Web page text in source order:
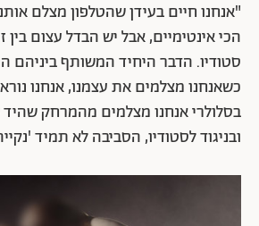
"אנחנו חיים בעידן שהטלפון מצלם
הכי אינטימיים, אבל יש הבדל עצום בין
סטודיו. הדבר היחיד המשותף ביניהם
כשאנחנו מצלמים את עצמנו, אנחנו
בסלולרי אנחנו מצלמים מהמרחק שהיד
ובניגוד לסטודיו, הסביבה לא תמיד